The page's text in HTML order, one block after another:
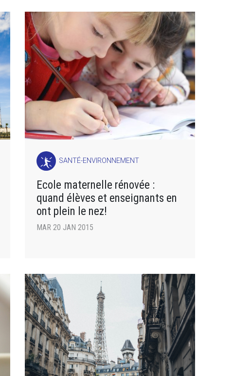
SANTÉ-ENVIRONNEMENT
Ecole maternelle rénovée :
quand élèves et enseignants en
ont plein le nez!
MAR 20 JAN 2015